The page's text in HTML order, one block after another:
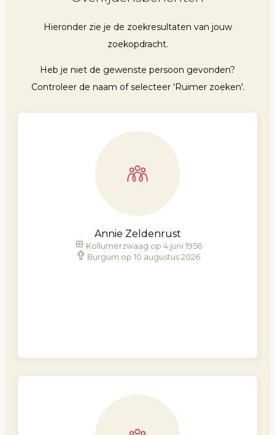
Hieronder zie je de zoekresultaten van jouw
zoekopdracht.
Heb je niet de gewenste persoon gevonden?
Controleer de naam of selecteer 'Ruimer zoeken'.
Annie Zeldenrust
Kollumerzwaag op 4 juni 1956
Burgum op 10 augustus 2026